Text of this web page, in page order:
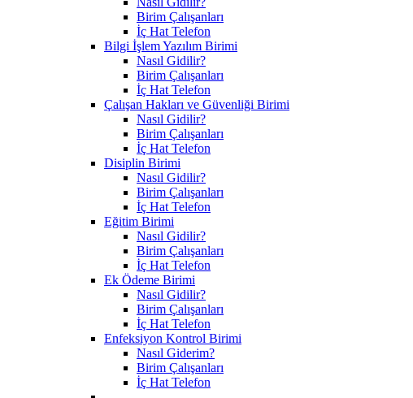
Birim Çalışanları
İç Hat Telefon
Bilgi İşlem Yazılım Birimi
Nasıl Gidilir?
Birim Çalışanları
İç Hat Telefon
Çalışan Hakları ve Güvenliği Birimi
Nasıl Gidilir?
Birim Çalışanları
İç Hat Telefon
Disiplin Birimi
Nasıl Gidilir?
Birim Çalışanları
İç Hat Telefon
Eğitim Birimi
Nasıl Gidilir?
Birim Çalışanları
İç Hat Telefon
Ek Ödeme Birimi
Nasıl Gidilir?
Birim Çalışanları
İç Hat Telefon
Enfeksiyon Kontrol Birimi
Nasıl Giderim?
Birim Çalışanları
İç Hat Telefon